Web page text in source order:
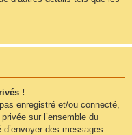
!
enregistré et/ou connecté,
sur l’ensemble du
des messages.